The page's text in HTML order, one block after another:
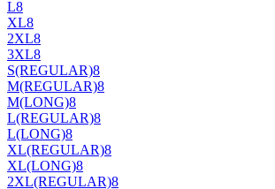
L8
XL8
2XL8
3XL8
S(REGULAR)8
M(REGULAR)8
M(LONG)8
L(REGULAR)8
L(LONG)8
XL(REGULAR)8
XL(LONG)8
2XL(REGULAR)8